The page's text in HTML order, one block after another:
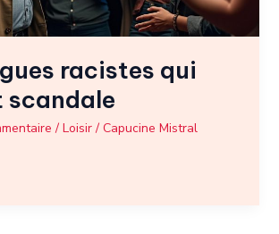
racistes qui
/ Loisir/ Capucine Mistral